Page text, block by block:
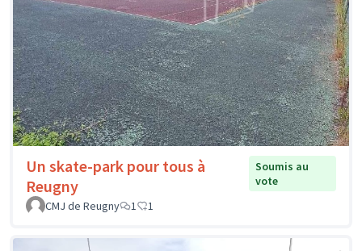
Un skate-park pour tous à
Reugny
Soumis au
vote
CMJ de Reugny
1 1